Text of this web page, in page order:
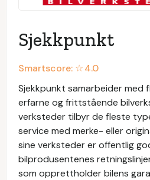
Sjekkpunkt
Smartscore: ☆4.0
Sjekkpunkt samarbeider med
erfarne og frittstående
verksteder tilbyr de fleste
service med merke- eller
sine verksteder er offentlig
bilprodusentenes
som opprettholder bilens